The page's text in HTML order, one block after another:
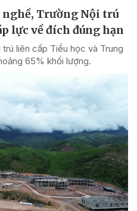
Trường Nội trú
lực về đích đúng hạn
liên cấp Tiểu học và Trung
65% khối lượng.